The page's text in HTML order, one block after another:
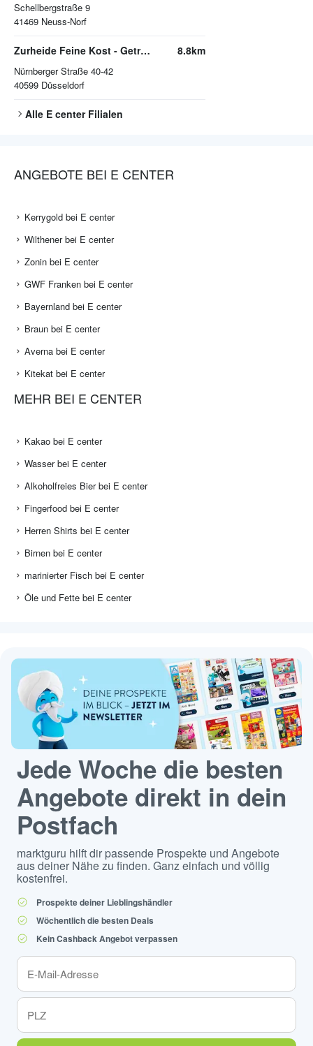
Schellbergstraße 9
41469 Neuss-Norf
Zurheide Feine Kost - Getränkemarkt
Nürnberger Straße 40-42
40599 Düsseldorf
8.8km
Alle E centerFilialen
ANGEBOTE BEI E CENTER
Kerrygold bei E center
Wilthener bei E center
Zonin bei E center
GWF Franken bei E center
Bayernland bei E center
Braun bei E center
Averna bei E center
Kitekat bei E center
MEHR BEI E CENTER
Kakao bei E center
Wasser bei E center
Alkoholfreies Bier bei E center
Fingerfood bei E center
Herren Shirts bei E center
Birnen bei E center
marinierter Fisch bei E center
Öle und Fette bei E center
Jede Woche die besten
Angebote direkt in dein
Postfach
marktguru hilft dir passende Prospekte und Angebote
aus deiner Nähe zu finden. Ganz einfach und völlig
kostenfrei.
Prospekte deiner Lieblingshändler
Wöchentlich die besten Deals
Kein Cashback Angebot verpassen